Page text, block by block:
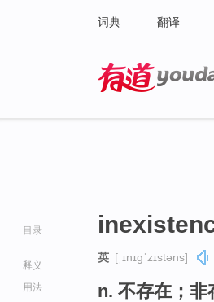
词典 翻译
目录
释义
用法
英 [ˌɪnɪɡˈzɪstəns]
n. 不存在；非